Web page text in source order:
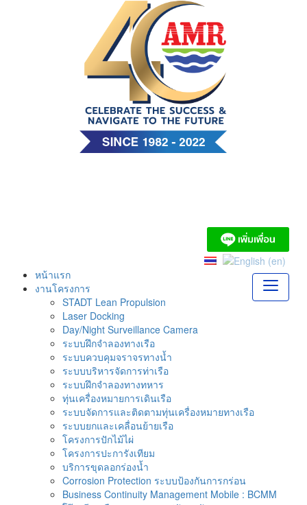
หน้าแรก
งานโครงการ
STADT Lean Propulsion
Laser Docking
Day/Night Surveillance Camera
ระบบฝึกจำลองทางเรือ
ระบบควบคุมจราจรทางน้ำ
ระบบบริหารจัดการท่าเรือ
ระบบฝึกจำลองทางทหาร
ทุ่นเครื่องหมายการเดินเรือ
ระบบจัดการและติดตามทุ่นเครื่องหมายทางเรือ
ระบบยกและเคลื่อนย้ายเรือ
โครงการปักไม้ไผ่
โครงการปะการังเทียม
บริการขุดลอกร่องน้ำ
Corrosion Protection ระบบป้องกันการกร่อน
Business Continuity Management Mobile : BCMM